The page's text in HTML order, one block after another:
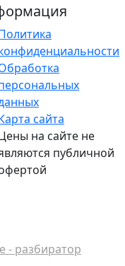
сайта
на сайте не
публичной
- разбиратор